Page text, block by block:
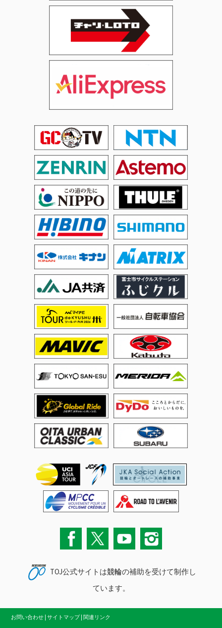
TOJ公式サイトは競輪の補助を受けて制作し
ています。
お問い合わせ サイトマップ| 関連リンク